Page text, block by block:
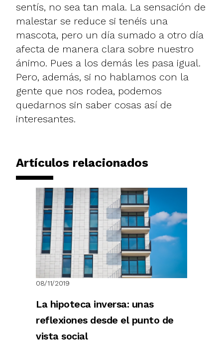
sentís, no sea tan mala. La sensación de
malestar se reduce si tenéis una
mascota, pero un día sumado a otro día
afecta de manera clara sobre nuestro
ánimo. Pues a los demás les pasa igual.
Pero, además, si no hablamos con la
gente que nos rodea, podemos
quedarnos sin saber cosas así de
interesantes.
Artículos relacionados
08/11/2019
La hipoteca inversa: unas
reflexiones desde el punto de
vista social